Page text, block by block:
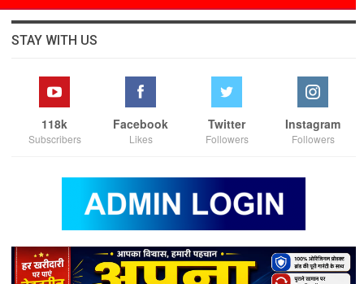
STAY WITH US
118k
Subscribers
Facebook
Likes
Twitter
Followers
Instagram
Followers